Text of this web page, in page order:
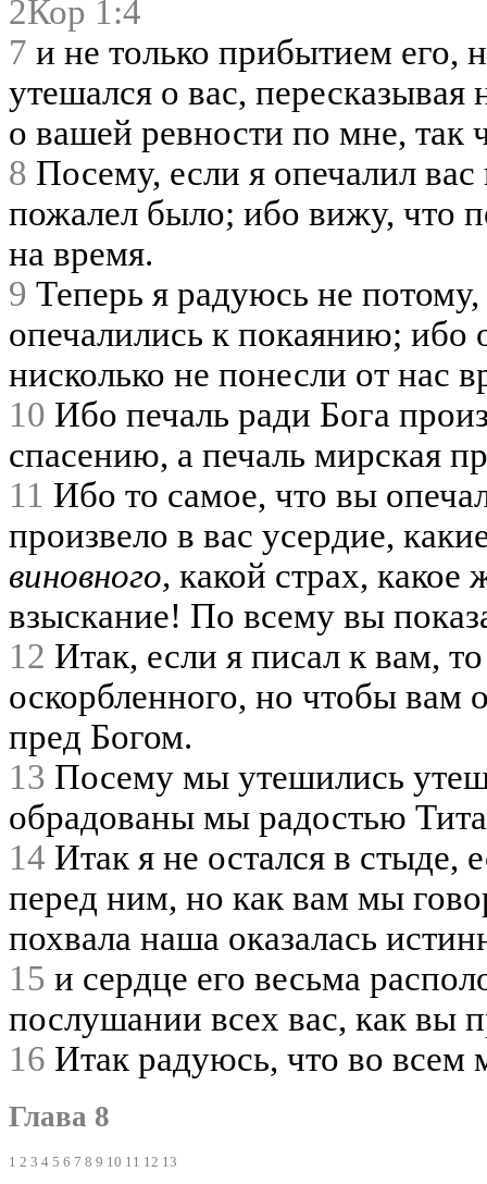
2Кор 1:4
7 и не только прибытием его,
утешался о вас,
о вашей ревности по мне, так
8 Посему, если я опечалил
пожалел было; ибо вижу, что
на время.
9 Теперь я радуюсь не
опечалились к покаянию; ибо
нисколько не понесли от нас
10 Ибо печаль ради Бога
спасению, а печаль мирская
11 Ибо то самое, что вы
произвело в вас усердие,
виновного, какой страх, какое
взыскание! По всему вы
12 Итак, если я писал к вам,
оскорбленного, но чтобы вам
пред Богом.
13 Посему мы утешились
обрадованы мы радостью
14 Итак я не остался в стыде,
перед ним, но как вам мы
похвала наша оказалась
15 и сердце его весьма
послушании всех вас, как вы
16 Итак радуюсь, что во всем
Глава 8
1 2 3 4 5 6 7 8 9 10 11 12 13